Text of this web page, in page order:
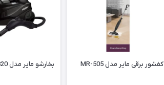
کفشور برقی مایر مدل MR-505 بخارشو مایر مدل MR-8820